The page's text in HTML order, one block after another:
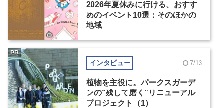
2026年夏休みに行ける、おすす
めのイベント10選：そのほかの
地域
インタビュー 7/13
植物を主役に。パークスガーデ
ンの“残して磨く”リニューアル
プロジェクト（1）
PR